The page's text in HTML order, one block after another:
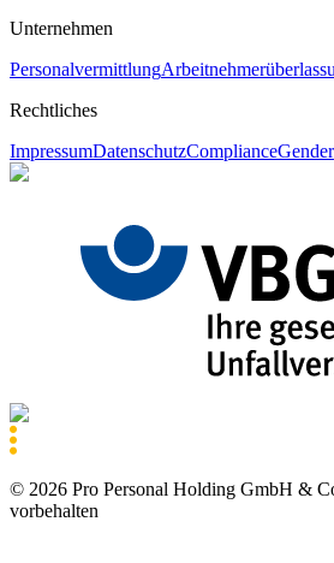
Unternehmen
Personalvermittlung
Rechtliches
ImpressumDatenschutzComplianceGender
© 2026 Pro Personal Holding GmbH &
vorbehalten